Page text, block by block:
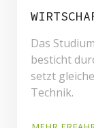
Das
besticht
setzt
Technik.